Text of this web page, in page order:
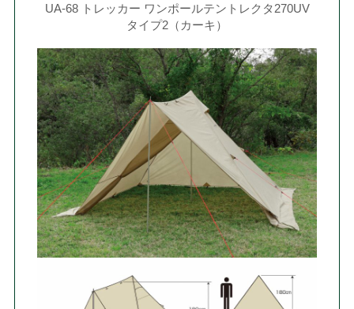
UA-68 トレッカー ワンポールテントレクタ270UV
タイプ2（カーキ）